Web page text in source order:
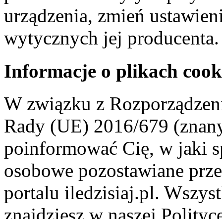
urządzenia, zmień
wytycznych jej producenta.
Informacje o plikach
W związku z
Rady (UE) 2016/679
poinformować Cię, w jaki
osobowe pozostawiane
portalu iledzisiaj.pl.